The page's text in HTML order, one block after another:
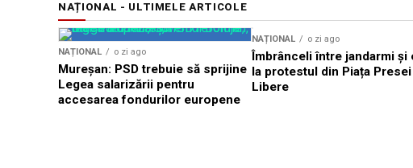
NAȚIONAL - ULTIMELE ARTICOLE
NAȚIONAL o zi ago
Mureșan: PSD trebuie să sprijine
Legea salarizării pentru
accesarea fondurilor europene
NAȚIONAL o zi ago
Îmbrânceli între jandarmi și
la protestul din Piața Presei
Libere